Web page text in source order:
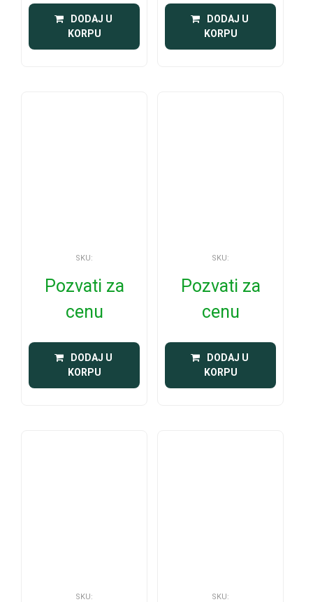
DODAJ U
KORPU
DODAJ U
KORPU
SKU:
Pozvati za
cenu
DODAJ U
KORPU
SKU:
Pozvati za
cenu
DODAJ U
KORPU
SKU: SKU: